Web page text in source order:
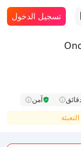
تسجيل الدخول
آمن